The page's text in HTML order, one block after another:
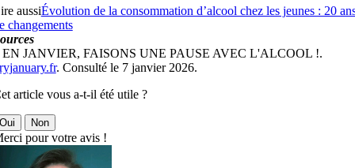
aussiÉvolution de la consommation d’alcool chez les jeunes : 20
changements
EN JANVIER, FAISONS UNE PAUSE AVEC L'ALCOOL !.
. Consulté le 7 janvier 2026.
article vous a-t-il été utile ?
Non
pour votre avis !